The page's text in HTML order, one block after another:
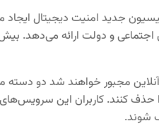
جدید امنیت دیجیتال
و دولت ارائه می‌دهد.
مجبور خواهند شد دو دسته
حذف کنند. کاربران این
شوند.